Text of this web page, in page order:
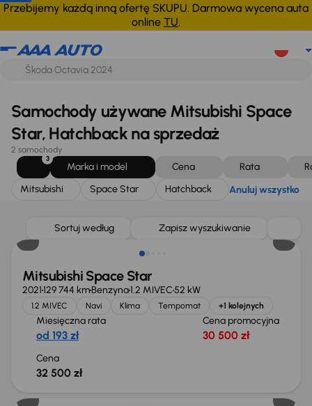
Przebijemy każdą inną ofertę SKUPU. Darmowa wycena auta
online TU.
Mitsubishi Space Star Hatchback Anuluj wszystko
Samochody używane Mitsubishi Space
Star, Hatchback na sprzedaż
2 samochody
3
Marka i model Cena Rata
Mitsubishi
Space Star Hatchback Anuluj wszystko
Sortuj według Zapisz wyszukiwanie
Mitsubishi Space Star
2021129 744 kmBenzyna1.2 MIVEC52 kW
1.2 MIVEC Navi Klima Tempomat +1 kolejnych
Miesięczna rata
od 193 zł
Cena promocyjna
30 500 zł
Cena
32 500 zł
Taniej o 1 000 zł